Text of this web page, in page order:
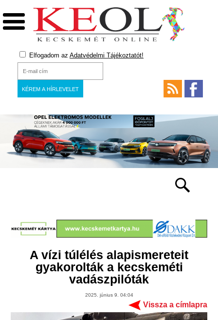
Elfogadom az Adatvédelmi Tájékoztatót!
A vízi túlélés alapismereteit
gyakorolták a kecskeméti
vadászpilóták
2025. június 9. 04:04
Vissza a címlapra